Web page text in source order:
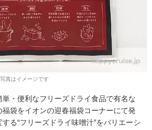
真はイメージです
・便利なフリーズドライ食品で有名な
福袋をイオンの迎春福袋コーナーにて発
る“フリーズドライ味噌汁”をバリエーシ